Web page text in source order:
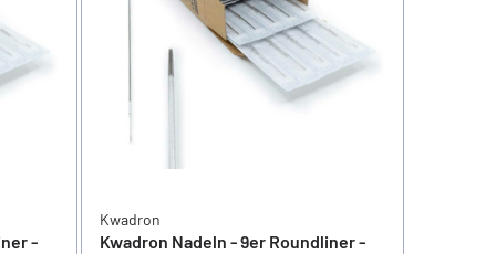
-
Kwadron
Kwadron Nadeln - 9er Roundliner -